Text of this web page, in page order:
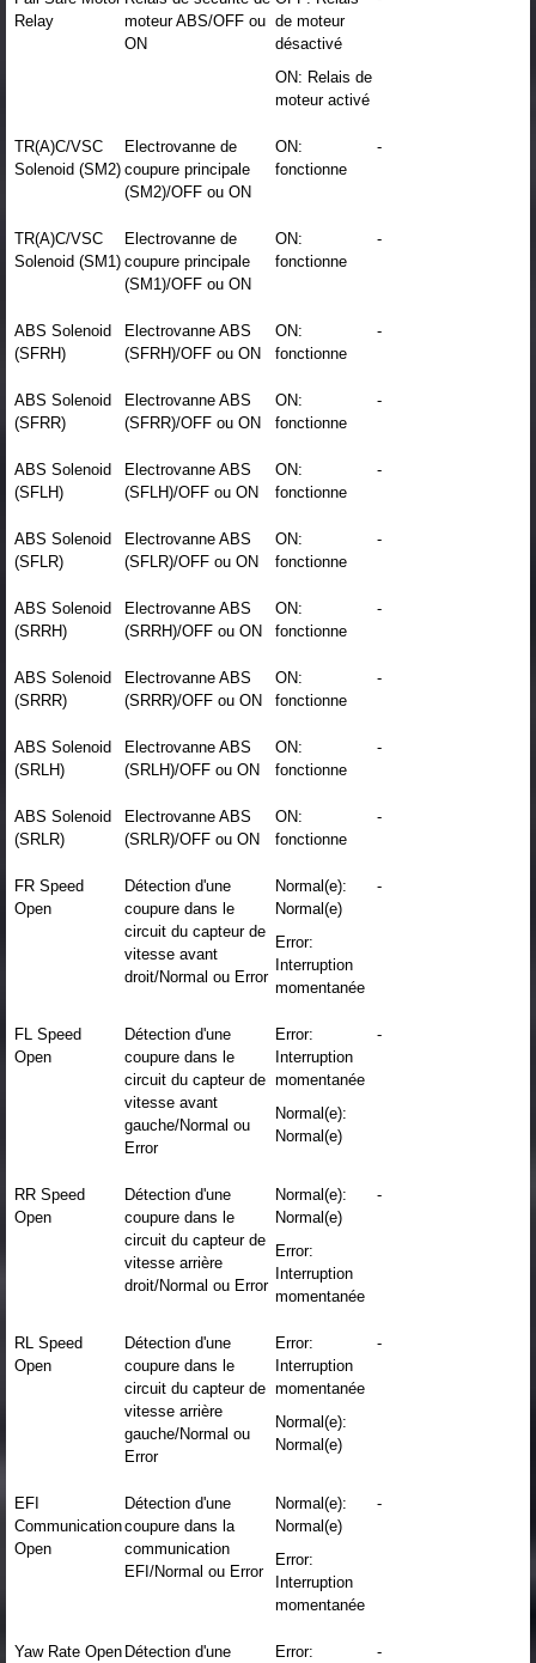
Relay
moteur ABS/OFF ou
ON
de moteur
désactivé
ON: Relais de
moteur activé
TR(A)C/VSC
Solenoid (SM2)
Electrovanne de
coupure principale
(SM2)/OFF ou ON
ON:
fonctionne
-
TR(A)C/VSC
Solenoid (SM1)
Electrovanne de
coupure principale
(SM1)/OFF ou ON
ON:
fonctionne
-
ABS Solenoid
(SFRH)
Electrovanne ABS
(SFRH)/OFF ou ON
ON:
fonctionne
-
ABS Solenoid
(SFRR)
Electrovanne ABS
(SFRR)/OFF ou ON
ON:
fonctionne
-
ABS Solenoid
(SFLH)
Electrovanne ABS
(SFLH)/OFF ou ON
ON:
fonctionne
-
ABS Solenoid
(SFLR)
Electrovanne ABS
(SFLR)/OFF ou ON
ON:
fonctionne
-
ABS Solenoid
(SRRH)
Electrovanne ABS
(SRRH)/OFF ou ON
ON:
fonctionne
-
ABS Solenoid
(SRRR)
Electrovanne ABS
(SRRR)/OFF ou ON
ON:
fonctionne
-
ABS Solenoid
(SRLH)
Electrovanne ABS
(SRLH)/OFF ou ON
ON:
fonctionne
-
ABS Solenoid
(SRLR)
Electrovanne ABS
(SRLR)/OFF ou ON
ON:
fonctionne
-
FR Speed
Open
Détection d'une
coupure dans le
circuit du capteur de
vitesse avant
droit/Normal ou Error
Normal(e):
Normal(e)
Error:
Interruption
momentanée
-
FL Speed
Open
Détection d'une
coupure dans le
circuit du capteur de
vitesse avant
gauche/Normal ou
Error
Error:
Interruption
momentanée
Normal(e):
Normal(e)
-
RR Speed
Open
Détection d'une
coupure dans le
circuit du capteur de
vitesse arrière
droit/Normal ou Error
Normal(e):
Normal(e)
Error:
Interruption
momentanée
-
RL Speed
Open
Détection d'une
coupure dans le
circuit du capteur de
vitesse arrière
gauche/Normal ou
Error
Error:
Interruption
momentanée
Normal(e):
Normal(e)
-
EFI
Communication
Open
Détection d'une
coupure dans la
communication
EFI/Normal ou Error
Normal(e):
Normal(e)
Error:
Interruption
momentanée
-
Yaw Rate Open Détection d'une
Error:
-